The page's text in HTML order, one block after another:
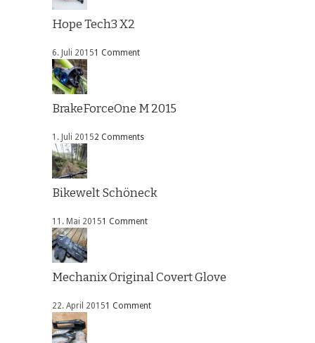
Hope Tech3 X2
6. Juli 20151 Comment
BrakeForceOne M 2015
1. Juli 20152 Comments
Bikewelt Schöneck
11. Mai 20151 Comment
Mechanix Original Covert Glove
22. April 20151 Comment